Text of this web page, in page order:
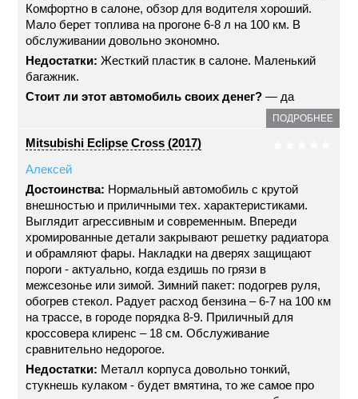
Комфортно в салоне, обзор для водителя хороший.
Мало берет топлива на прогоне 6-8 л на 100 км. В
обслуживании довольно экономно.
Недостатки: Жесткий пластик в салоне. Маленький
багажник.
Стоит ли этот автомобиль своих денег? — да
ПОДРОБНЕЕ
Mitsubishi Eclipse Cross (2017)
Алексей
Достоинства: Нормальный автомобиль с крутой
внешностью и приличными тех. характеристиками.
Выглядит агрессивным и современным. Впереди
хромированные детали закрывают решетку радиатора
и обрамляют фары. Накладки на дверях защищают
пороги - актуально, когда ездишь по грязи в
межсезонье или зимой. Зимний пакет: подогрев руля,
обогрев стекол. Радует расход бензина – 6-7 на 100 км
на трассе, в городе порядка 8-9. Приличный для
кроссовера клиренс – 18 см. Обслуживание
сравнительно недорогое.
Недостатки: Металл корпуса довольно тонкий,
стукнешь кулаком - будет вмятина, то же самое про